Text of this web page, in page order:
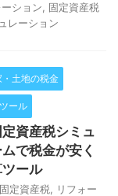
ション
固定資産税
レーション
・土地の税金
ール
定資産税シミュ
で税金が安く
ール
定資産税
リフォー